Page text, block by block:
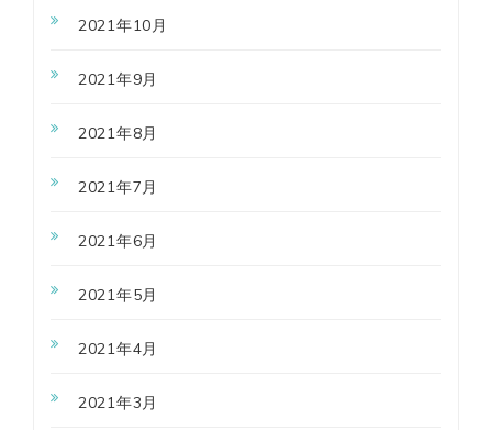
2021年10月
2021年9月
2021年8月
2021年7月
2021年6月
2021年5月
2021年4月
2021年3月